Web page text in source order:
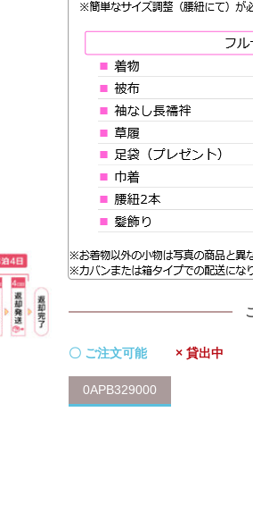
〇 ご注文可能 × 貸出中
0APB329000